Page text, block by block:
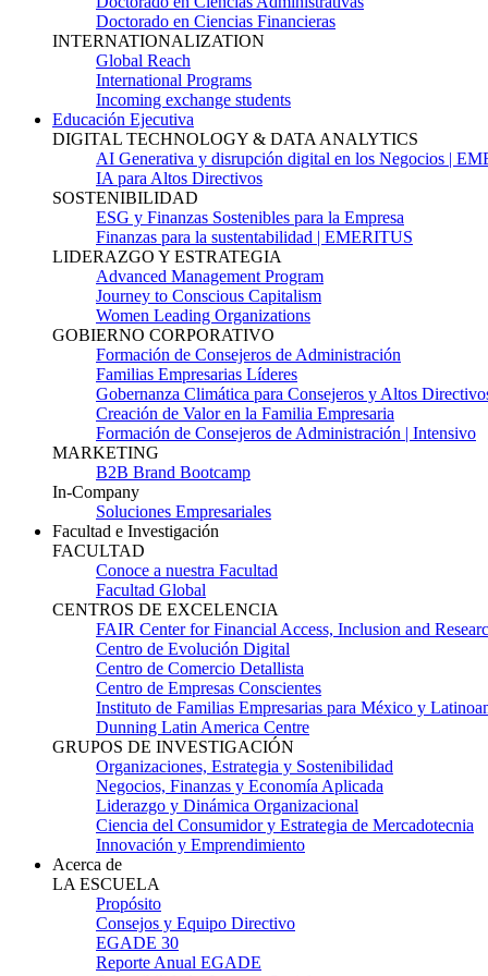
Doctorado en Ciencias Financieras
INTERNATIONALIZATION
Global Reach
International Programs
Incoming exchange students
Educación Ejecutiva
DIGITAL TECHNOLOGY & DATA ANALYTICS
AI Generativa y disrupción digital en los Negocios |
IA para Altos Directivos
SOSTENIBILIDAD
ESG y Finanzas Sostenibles para la Empresa
Finanzas para la sustentabilidad | EMERITUS
LIDERAZGO Y ESTRATEGIA
Advanced Management Program
Journey to Conscious Capitalism
Women Leading Organizations
GOBIERNO CORPORATIVO
Formación de Consejeros de Administración
Familias Empresarias Líderes
Gobernanza Climática para Consejeros y Altos
Creación de Valor en la Familia Empresaria
Formación de Consejeros de Administración | Intensivo
MARKETING
B2B Brand Bootcamp
In-Company
Soluciones Empresariales
Facultad e Investigación
FACULTAD
Conoce a nuestra Facultad
Facultad Global
CENTROS DE EXCELENCIA
FAIR Center for Financial Access, Inclusion and
Centro de Evolución Digital
Centro de Comercio Detallista
Centro de Empresas Conscientes
Instituto de Familias Empresarias para México y
Dunning Latin America Centre
GRUPOS DE INVESTIGACIÓN
Organizaciones, Estrategia y Sostenibilidad
Negocios, Finanzas y Economía Aplicada
Liderazgo y Dinámica Organizacional
Ciencia del Consumidor y Estrategia de Mercadotecnia
Innovación y Emprendimiento
Acerca de
LA ESCUELA
Propósito
Consejos y Equipo Directivo
EGADE 30
Reporte Anual EGADE